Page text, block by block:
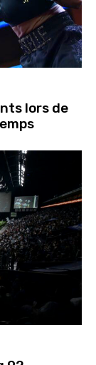
lors de